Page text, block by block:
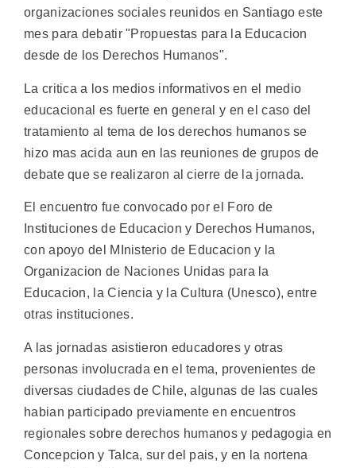
organizaciones sociales reunidos en Santiago este
mes para debatir "Propuestas para la Educacion
desde de los Derechos Humanos".
La critica a los medios informativos en el medio
educacional es fuerte en general y en el caso del
tratamiento al tema de los derechos humanos se
hizo mas acida aun en las reuniones de grupos de
debate que se realizaron al cierre de la jornada.
El encuentro fue convocado por el Foro de
Instituciones de Educacion y Derechos Humanos,
con apoyo del MInisterio de Educacion y la
Organizacion de Naciones Unidas para la
Educacion, la Ciencia y la Cultura (Unesco), entre
otras instituciones.
A las jornadas asistieron educadores y otras
personas involucrada en el tema, provenientes de
diversas ciudades de Chile, algunas de las cuales
habian participado previamente en encuentros
regionales sobre derechos humanos y pedagogia en
Concepcion y Talca, sur del pais, y en la nortena